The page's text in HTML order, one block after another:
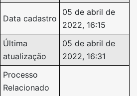
Data cadastro
05 de abril de
2022, 16:15
Última
atualização
05 de abril de
2022, 16:31
Processo
Relacionado